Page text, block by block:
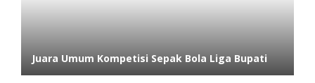
Juara Umum Kompetisi Sepak Bola Liga Bupati